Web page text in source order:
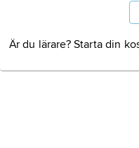
Är du lärare? Starta din